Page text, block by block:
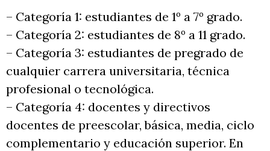
– Categoría 1: estudiantes de 1º a 7º grado.
– Categoría 2: estudiantes de 8º a 11 grado.
– Categoría 3: estudiantes de pregrado de
cualquier carrera universitaria, técnica
profesional o tecnológica.
– Categoría 4: docentes y directivos
docentes de preescolar, básica, media, ciclo
complementario y educación superior. En